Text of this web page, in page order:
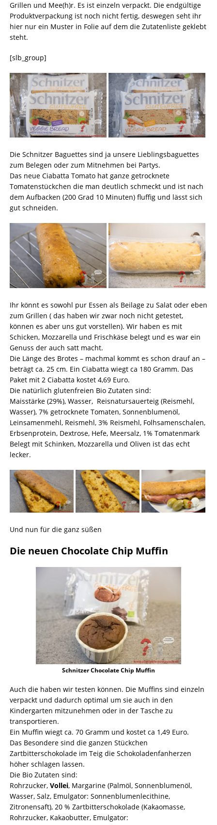
Grillen und Mee(h)r. Es ist einzeln verpackt. Die endgültige
Produktverpackung ist noch nicht fertig, deswegen seht ihr
hier nur ein Muster in Folie auf dem die Zutatenliste geklebt
steht.
[slb_group]
Die Schnitzer Baguettes sind ja unsere Lieblingsbaguettes
zum Belegen oder zum Mitnehmen bei Partys.
Das neue Ciabatta Tomato hat ganze getrocknete
Tomatenstückchen die man deutlich schmeckt und ist nach
dem Aufbacken (200 Grad 10 Minuten) fluffig und lässt sich
gut schneiden.
Ihr könnt es sowohl pur Essen als Beilage zu Salat oder eben
zum Grillen ( das haben wir zwar noch nicht getestet,
können es aber uns gut vorstellen). Wir haben es mit
Schicken, Mozzarella und Frischkäse belegt und es war ein
Genuss der auch satt macht.
Die Länge des Brotes – machmal kommt es schon drauf an –
beträgt ca. 25 cm. Ein Ciabatta wiegt ca 180 Gramm. Das
Paket mit 2 Ciabatta kostet 4,69 Euro.
Die natürlich glutenfreien Bio Zutaten sind:
Maisstärke (29%), Wasser, Reisnatursauerteig (Reismehl,
Wasser), 7% getrocknete Tomaten, Sonnenblumenöl,
Leinsamenmehl, Reismehl, 3% Reismehl, Folhsamenschalen,
Erbsenprotein, Dextrose, Hefe, Meersalz, 1% Tomatenmark
Belegt mit Schinken, Mozzarella und Oliven ist das echt
lecker.
Und nun für die ganz süßen
Die neuen Chocolate Chip Muffin
Schnitzer Chocolate Chip Muffin
Auch die haben wir testen können. Die Muffins sind einzeln
verpackt und dadurch optimal um sie auch in den
Kindergarten mitzunehmen oder in der Tasche zu
transportieren.
Ein Muffin wiegt ca. 70 Gramm und kostet ca 1,49 Euro.
Das Besondere sind die ganzen Stückchen
Zartbitterschokolade im Teig die Schokoladenfanherzen
höher schlagen lassen.
Die Bio Zutaten sind:
Rohrzucker, Vollei, Margarine (Palmöl, Sonnenblumenöl,
Wasser, Salz, Emulgator: Sonnenblumenlecithine,
Zitronensaft), 20 % Zartbitterschokolade (Kakaomasse,
Rohrzucker, Kakaobutter, Emulgator: